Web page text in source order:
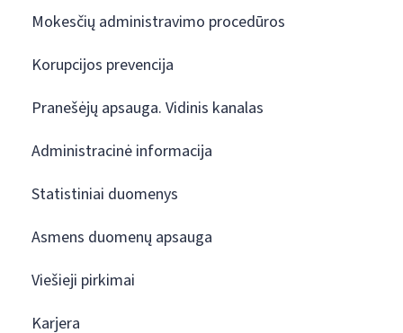
Mokesčių administravimo procedūros
Korupcijos prevencija
Pranešėjų apsauga. Vidinis kanalas
Administracinė informacija
Statistiniai duomenys
Asmens duomenų apsauga
Viešieji pirkimai
Karjera